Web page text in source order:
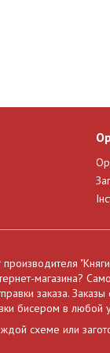
магазина?
заказа. Заказы
бисером в любой
схеме или